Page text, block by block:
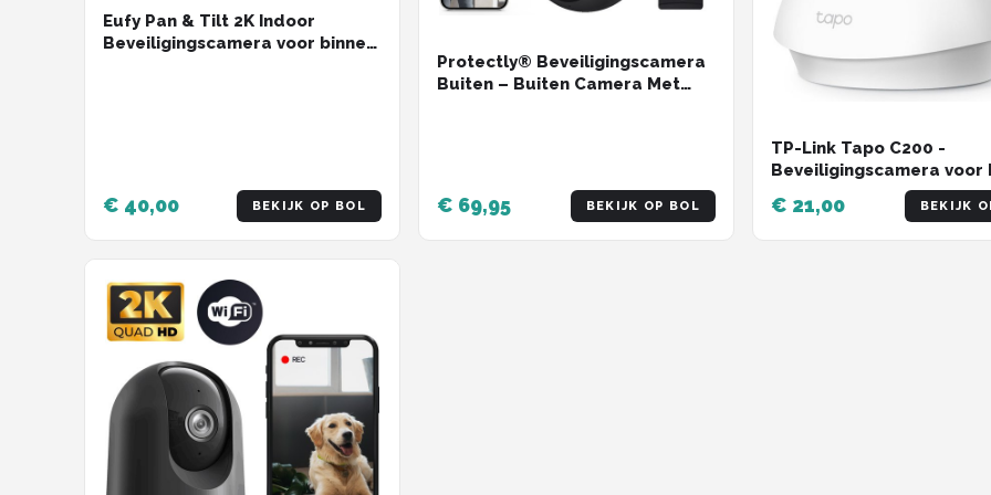
Eufy Pan & Tilt 2K Indoor
Beveiligingscamera voor binnen
€ 40,00 BEKIJK OP BOL
Protectly® Beveiligingscamera
Buiten – Buiten Camera Met
€ 69,95 BEKIJK OP BOL
TP-Link Tapo C200 -
Beveiligingscamera voor
- 1080P Pan / Tilt Home
Security Wi-Fi - Wit
€ 21,00 BEKIJK